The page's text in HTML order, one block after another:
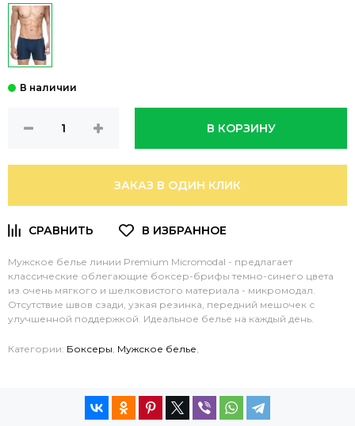
В КОРЗИНУ
ЗАКАЗ В ОДИН КЛИК
Мужское белье линии Premium Micromodal - предлагает
классические облегающие боксер-брифы темно-синего цвета
из очень мягкого и шелковистого материала - микромодал.
Отсутствие швов сзади, узкая резинка, передний мешочек с
улучшенной поддержкой. Идеальное белье на каждый день.
Категории: Боксеры, Мужское белье,